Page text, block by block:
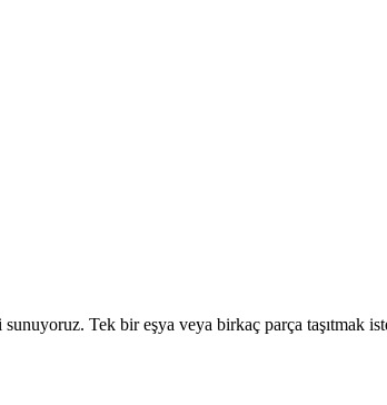
Tek bir eşya veya birkaç parça taşıtmak